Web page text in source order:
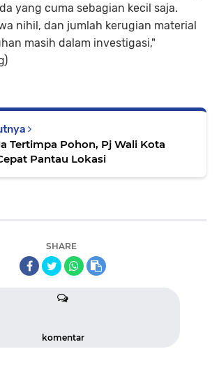
yang cuma sebagian kecil saja.
nihil, dan jumlah kerugian material
masih dalam investigasi,"
Tertimpa Pohon, Pj Wali Kota
Pantau Lokasi
SHARE
komentar